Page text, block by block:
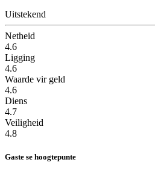
Uitstekend
Netheid
4.6
Ligging
4.6
Waarde vir geld
4.6
Diens
4.7
Veiligheid
4.8
Gaste se hoogtepunte